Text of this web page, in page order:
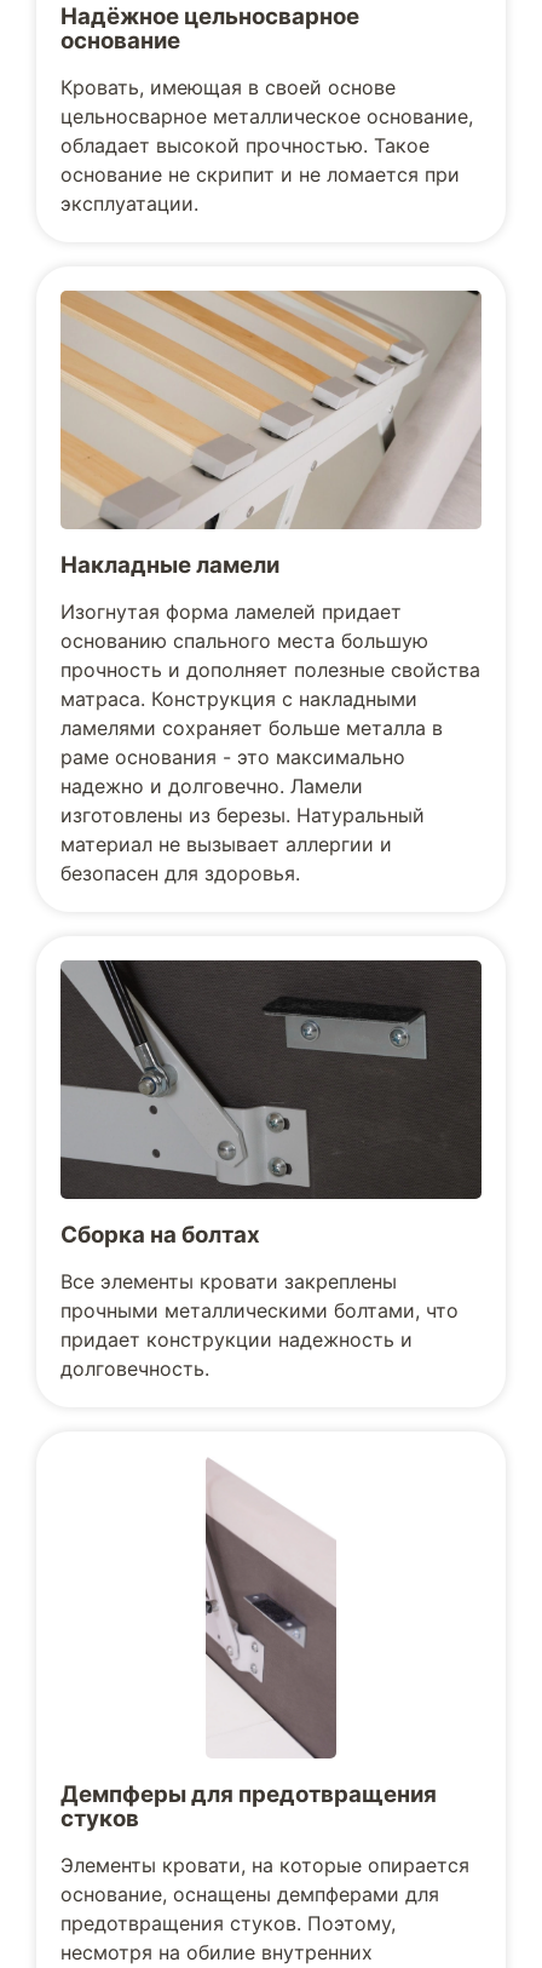
Надёжное цельносварное
основание
Кровать, имеющая в своей основе
цельносварное металлическое основание,
обладает высокой прочностью. Такое
основание не скрипит и не ломается при
эксплуатации.
Накладные ламели
Изогнутая форма ламелей придает
основанию спального места большую
прочность и дополняет полезные свойства
матраса. Конструкция с накладными
ламелями сохраняет больше металла в
раме основания - это максимально
надежно и долговечно. Ламели
изготовлены из березы. Натуральный
материал не вызывает аллергии и
безопасен для здоровья.
Сборка на болтах
Все элементы кровати закреплены
прочными металлическими болтами, что
придает конструкции надежность и
долговечность.
Демпферы для предотвращения
стуков
Элементы кровати, на которые опирается
основание, оснащены демпферами для
предотвращения стуков. Поэтому,
несмотря на обилие внутренних